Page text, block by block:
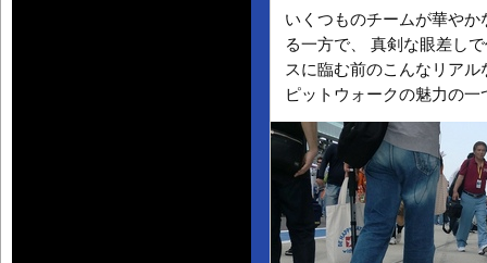
いくつものチームが華や
る一方で、 真剣な眼差し
スに臨む前のこんなリア
ピットウォークの魅力の一